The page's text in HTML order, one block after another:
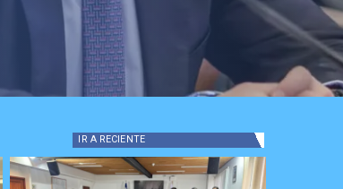
IR A RECIENTE